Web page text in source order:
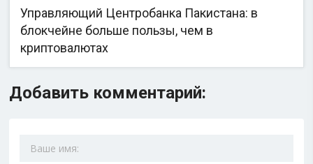
Управляющий Центробанка Пакистана: в
блокчейне больше пользы, чем в
криптовалютах
Добавить комментарий: